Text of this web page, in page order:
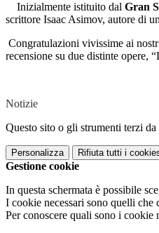
Inizialmente istituito dal Gran
scrittore Isaac Asimov, autore di
Congratulazioni vivissime ai
recensione su due distinte opere,
Notizie
Questo sito o gli strumenti terzi
Personalizza Rifiuta tutti i
Gestione cookie
In questa schermata è possibile
I cookie necessari sono quelli
Per conoscere quali sono i cookie